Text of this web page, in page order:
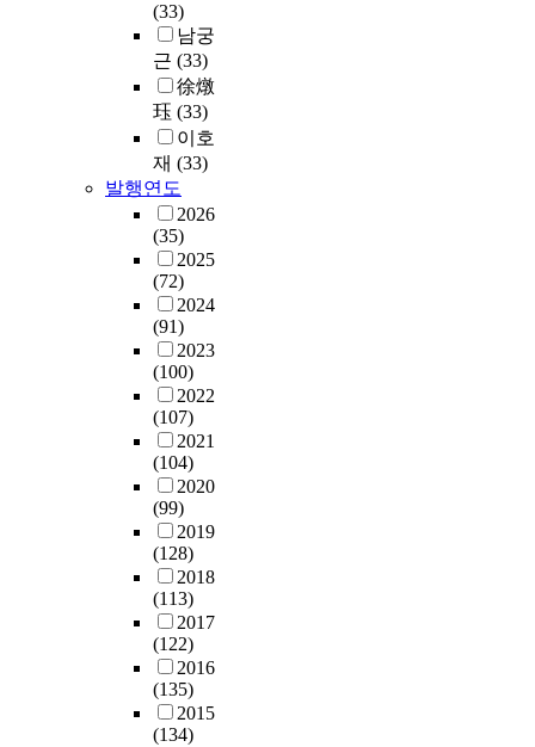
(33)
남궁
근 (33)
徐燉
珏 (33)
이호
재 (33)
발행연도
2026
(35)
2025
(72)
2024
(91)
2023
(100)
2022
(107)
2021
(104)
2020
(99)
2019
(128)
2018
(113)
2017
(122)
2016
(135)
2015
(134)